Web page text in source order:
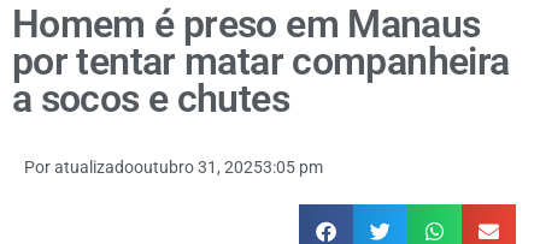
Homem é preso em Manaus
por tentar matar companheira
a socos e chutes
Poratualizadooutubro 31, 20253:05 pm